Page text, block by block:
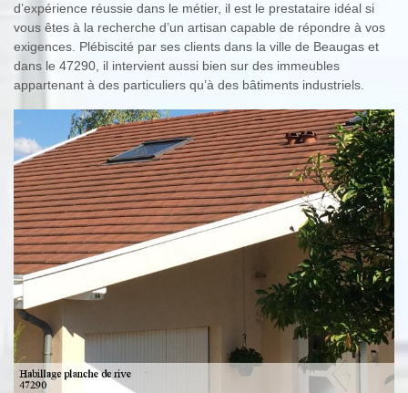
d’expérience réussie dans le métier, il est le prestataire idéal si
vous êtes à la recherche d’un artisan capable de répondre à vos
exigences. Plébiscité par ses clients dans la ville de Beaugas et
dans le 47290, il intervient aussi bien sur des immeubles
appartenant à des particuliers qu’à des bâtiments industriels.